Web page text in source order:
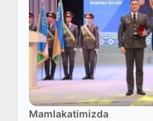
Mamlakatimizda